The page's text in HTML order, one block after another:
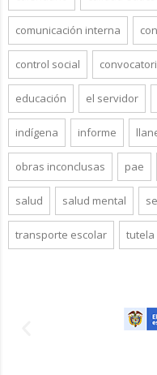
comunicación interna
control social
educación el servidor
indígena informe
obras inconclusas pae
salud salud mental
transporte escolar tutela